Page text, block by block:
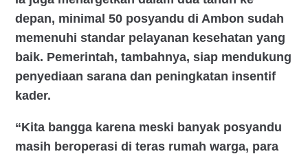
depan, minimal 50 posyandu di Ambon sudah
memenuhi standar pelayanan kesehatan yang
baik. Pemerintah, tambahnya, siap mendukung
penyediaan sarana dan peningkatan insentif
kader.
“Kita bangga karena meski banyak posyandu
masih beroperasi di teras rumah warga, para